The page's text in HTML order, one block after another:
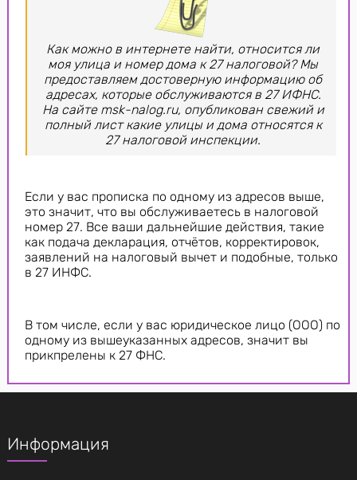
Как можно в интернете найти, относится ли
моя улица и номер дома к 27 налоговой? Мы
предоставляем достоверную информацию об
адресах, которые обслуживаются в 27 ИФНС.
На сайте msk-nalog.ru, опубликован свежий и
полный лист какие улицы и дома относятся к
27 налоговой инспекции.
Если у вас прописка по одному из адресов выше,
это значит, что вы обслуживаетесь в налоговой
номер 27. Все ваши дальнейшие действия, такие
как подача декларация, отчётов, корректировок,
заявлений на налоговый вычет и подобные, только
в 27 ИНФС.
В том числе, если у вас юридическое лицо (ООО) по
одному из вышеуказанных адресов, значит вы
прикпрелены к 27 ФНС.
Информация